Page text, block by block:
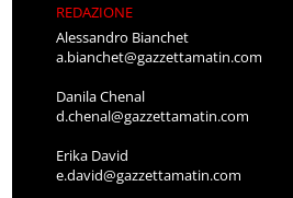
REDAZIONE
Alessandro Bianchet
a.bianchet@gazzettamatin.com
Danila Chenal
d.chenal@gazzettamatin.com
Erika David
e.david@gazzettamatin.com